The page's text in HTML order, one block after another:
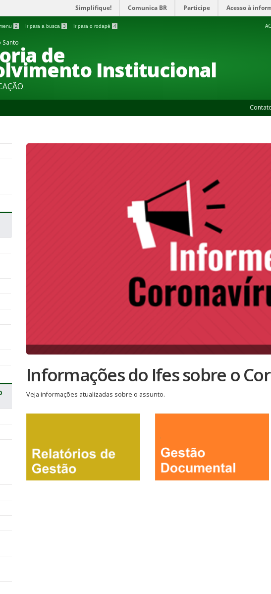
Simplifique! Comunica BR Participe Acesso à
2 Ir para a busca 3 Ir para o rodapé 4
Santo de
Institucional
Informações do Ifes sobre o
Veja informações atualizadas sobre o assunto.